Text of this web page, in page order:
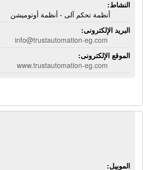
النشاط:
أنظمة تحكم آلى - أنظمة أوتوميشن
البريد الإلكترونى:
info@trustautomation-eg.com
الموقع الإلكترونى:
www.trustautomation-eg.com
الموبيل: